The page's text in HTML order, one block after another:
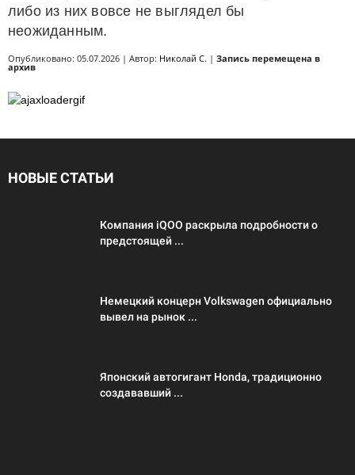
либо из них вовсе не выглядел бы
неожиданным.
Опубликовано: 05.07.2026 | Автор: Николай С. | Запись перемещена в
архив
НОВЫЕ СТАТЬИ
Компания iQOO раскрыла подробности о
предстоящей ...
Немецкий концерн Volkswagen официально
вывел на рынок ...
Японский автогигант Honda, традиционно
создававший ...